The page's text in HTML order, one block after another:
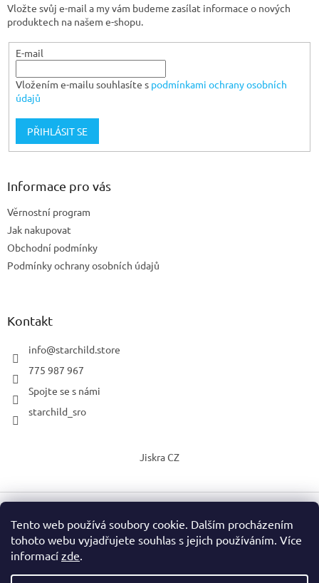
Tento web používá soubory cookie. Dalším procházením
tohoto webu vyjadřujete souhlas s jejich používáním. Více
informací zde.
Vložte svůj e-mail a my vám budeme zasílat informace o nových
produktech na našem e-shopu.
E-mail
Vložením e-mailu souhlasíte s podmínkami ochrany osobních
údajů
PŘIHLÁSIT SE
Informace pro vás
Věrnostní program
Jak nakupovat
Obchodní podmínky
Podmínky ochrany osobních údajů
Kontakt
info@starchild.store
775 987 967
Spojte se s námi
starchild_sro
Jiskra CZ
Vytvořil Shoptet